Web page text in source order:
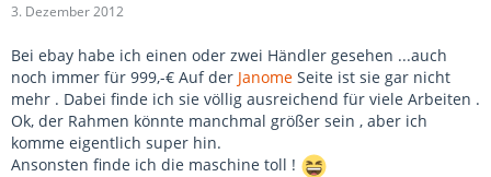
3. Dezember 2012
Bei ebay habe ich einen oder zwei Händler gesehen ...auch
noch immer für 999,-€ Auf der Janome Seite ist sie gar nicht
mehr . Dabei finde ich sie völlig ausreichend für viele Arbeiten .
Ok, der Rahmen könnte manchmal größer sein , aber ich
komme eigentlich super hin.
Ansonsten finde ich die maschine toll !